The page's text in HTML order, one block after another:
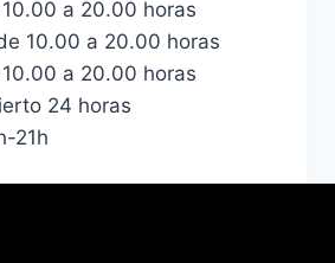
a 20.00 horas
10.00 a 20.00 horas
a 20.00 horas
24 horas
21h